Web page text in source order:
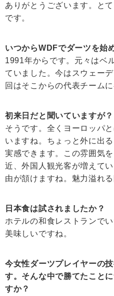
ありがとうございます。と
です。
いつからWDFでダーツを始
1991年からです。元々はベ
ていました。今はスウェー
回はそこからの代表チームに
初来日だと聞いていますが？
そうです。全くヨーロッパ
いますね。ちょっと外に出
実感できます。この雰囲気
近、外国人観光客が増えて
由が頷けますね。魅力溢れる
日本食は試されましたか？
ホテルの和食レストランで
美味しいですね。
今女性ダーツプレイヤーの
す。そんな中で勝てたこと
すか？